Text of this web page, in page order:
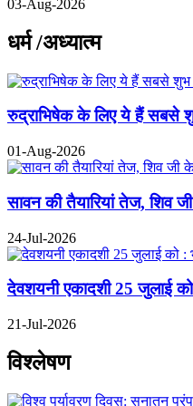
03-Aug-2026
धर्म /अध्यात्म
रुद्राभिषेक के लिए ये हैं सबसे
01-Aug-2026
सावन की तैयारियां तेज, शिव
24-Jul-2026
देवशयनी एकादशी 25 जुलाई
21-Jul-2026
विश्लेषण